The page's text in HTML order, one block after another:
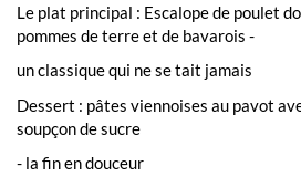
Le plat principal : Escalope de poulet
pommes de terre et de bavarois -
un classique qui ne se tait jamais
Dessert : pâtes viennoises au pavot
soupçon de sucre
- la fin en douceur